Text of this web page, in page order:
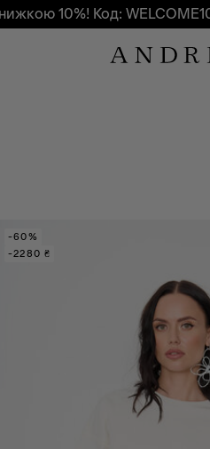
10%! Код: WELCOME10
-60%
-2280 ₴